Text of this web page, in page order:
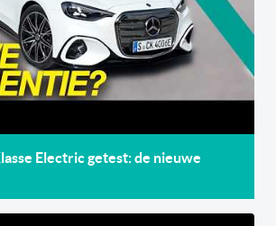
Electric getest: de nieuwe